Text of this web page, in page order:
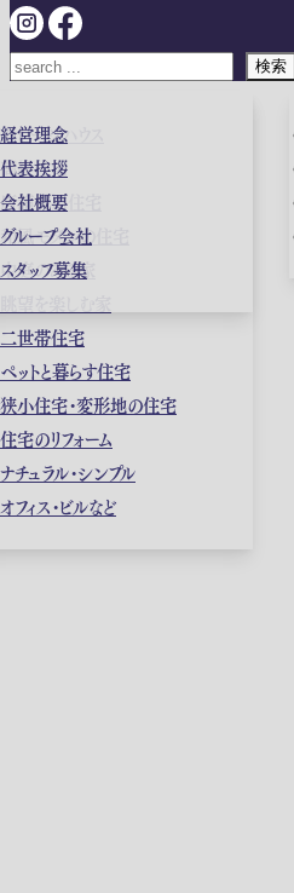
ガレージハウス
高級住宅
店舗併用住宅
和風モダンの住宅
中庭のある家
二世帯住宅
ペットと暮らす住宅
狭小住宅・変形地の住宅
住宅のリフォーム
ナチュラル・シンプル
オフィス・ビルなど
経営理念
代表挨拶
会社概要
グループ会社
スタッフ募集
検索